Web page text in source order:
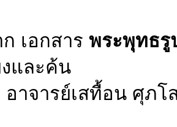
เอกสาร พระพุทธรู
งและค้น
อาจารย์เสทื้อน ศุภ